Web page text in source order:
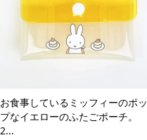
お食事しているミッフィーのポッ
プなイエローのふたごポーチ。
2...